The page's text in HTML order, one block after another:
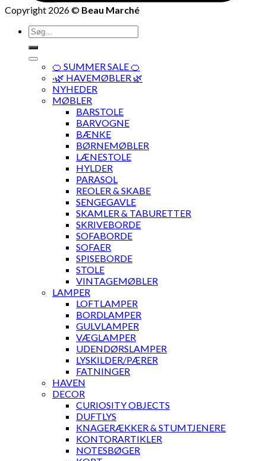
Copyright 2026 © Beau Marché
Søg
efter:
🍊 SUMMER SALE 🍊
·🌿 HAVEMØBLER 🌿
NYHEDER
MØBLER
BARSTOLE
BARVOGNE
BÆNKE
BØRNEMØBLER
LÆNESTOLE
HYLDER
PARASOL
REOLER & SKABE
SENGEGAVLE
SKAMLER & TABURETTER
SKRIVEBORDE
SOFABORDE
SOFAER
SPISEBORDE
STOLE
VINTAGEMØBLER
LAMPER
LOFTLAMPER
BORDLAMPER
GULVLAMPER
VÆGLAMPER
UDENDØRSLAMPER
LYSKILDER/PÆRER
FATNINGER
HAVEN
DECOR
CURIOSITY OBJECTS
DUFTLYS
KNAGERÆKKER & STUMTJENERE
KONTORARTIKLER
NOTESBØGER